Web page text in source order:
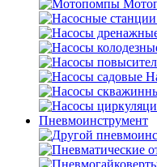
Пневмоинструмент